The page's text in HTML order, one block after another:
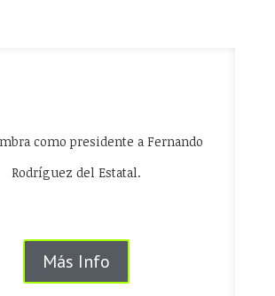
como presidente a Fernando
Rodríguez del Estatal.
Más Info